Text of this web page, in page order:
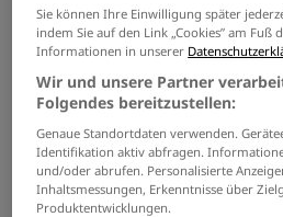
Start Suchergebnisse
Jobs von pflege-
PASSENDE JOBS
GRENZEN SIE IHRE
Sie können Ihre Einwilligung später
indem Sie auf den Link „Cookies” am Fuß
Informationen in unserer
Wir und unsere Partner
Folgendes bereitzustellen:
Genaue Standortdaten verwenden.
Identifikation aktiv abfragen.
und/oder abrufen. Personalisierte
Inhaltsmessungen, Erkenntnisse über
Produktentwicklungen.